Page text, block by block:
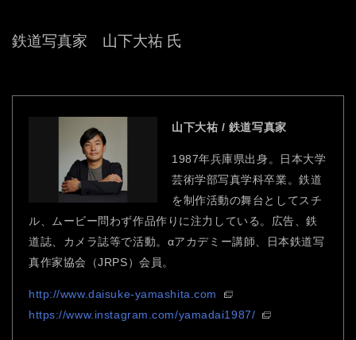
鉄道写真家 山下大祐 氏
山下大祐 / 鉄道写真家
1987年兵庫県出身。日本大学
芸術学部写真学科卒業。鉄道
を制作活動の舞台としてスチ
ル、ムービー問わず作品作りに注力している。広告、鉄
道誌、カメラ誌等で活動。αアカデミー講師、日本鉄道写
真作家協会（JRPS）会員。
http://www.daisuke-yamashita.com
https://www.instagram.com/yamadai1987/